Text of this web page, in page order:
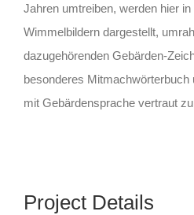
Jahren umtreiben, werden hier
Wimmelbildern dargestellt,
dazugehörenden Gebärden-
besonderes Mitmachwörterbuch
mit Gebärdensprache vertraut
Project Details